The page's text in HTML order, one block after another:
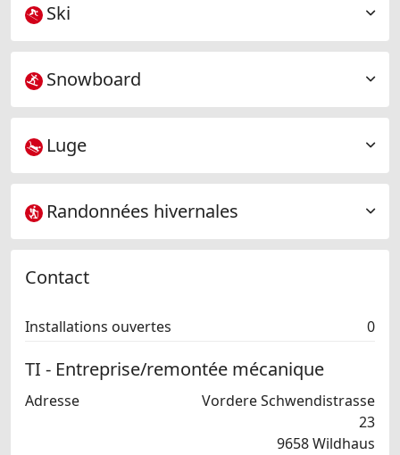
Ski
Snowboard
Luge
Randonnées hivernales
Contact
Installations ouvertes 0
TI - Entreprise/remontée mécanique
Adresse
Vordere Schwendistrasse
23
9658 Wildhaus